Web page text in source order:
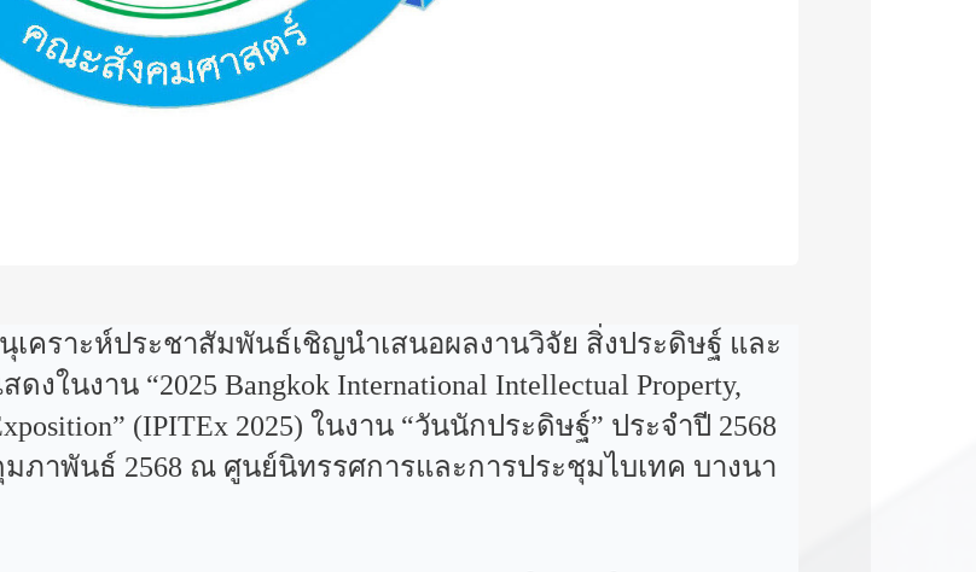
คราะห์ประชาสัมพันธ์เชิญนำเสนอผลงานวิจัย สิ่งประดิษฐ์ และ
ในงาน “2025 Bangkok International Intellectual Property,
(IPITEx 2025) ในงาน “วันนักประดิษฐ์” ประจำปี 2568
ภาพันธ์ 2568 ณ ศูนย์นิทรรศการและการประชุมไบเทค บางนา